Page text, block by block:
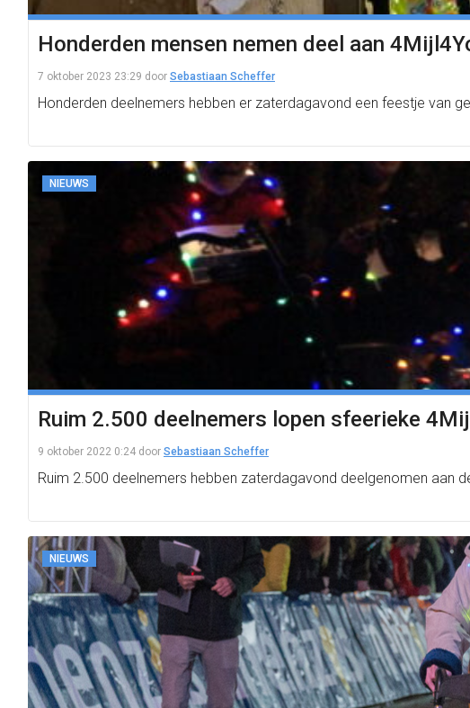
Honderden mensen nemen deel aan
7 oktober 2023 23:29 door Sebastiaan Scheffer
Honderden deelnemers hebben er zaterdagavond een feestje van
NIEUWS
Ruim 2.500 deelnemers lopen sfeerieke
9 oktober 2022 0:24 door Sebastiaan Scheffer
Ruim 2.500 deelnemers hebben zaterdagavond deelgenomen aan
NIEUWS